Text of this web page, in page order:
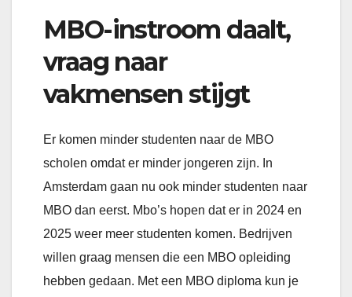
MBO-instroom daalt,
vraag naar
vakmensen stijgt
Er komen minder studenten naar de MBO
scholen omdat er minder jongeren zijn. In
Amsterdam gaan nu ook minder studenten naar
MBO dan eerst. Mbo’s hopen dat er in 2024 en
2025 weer meer studenten komen. Bedrijven
willen graag mensen die een MBO opleiding
hebben gedaan. Met een MBO diploma kun je